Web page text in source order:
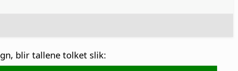
blir tallene tolket slik: